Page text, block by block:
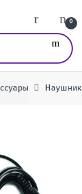
0
Наушник